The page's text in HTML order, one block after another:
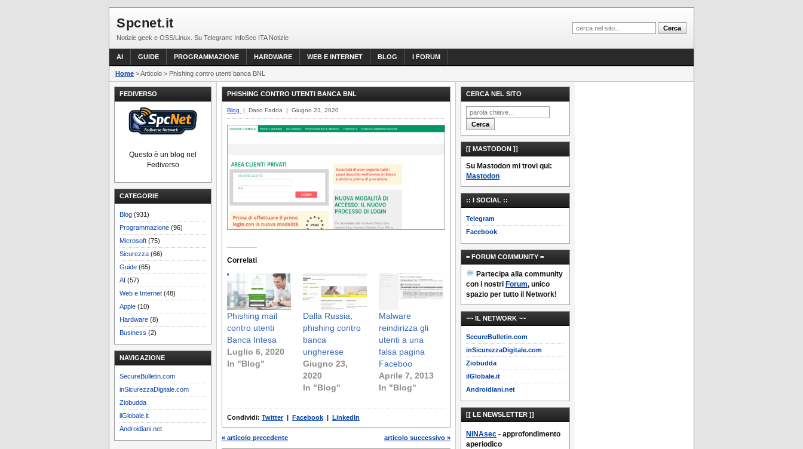
Spcnet.it
Notizie geek e OSS/Linux. Su Telegram: InfoSec ITA Notizie
AI GUIDE PROGRAMMAZIONE HARDWARE WEB E INTERNET BLOG I FORUM
Home > Articolo > Phishing contro utenti banca BNL
FEDIVERSO
Questo è un blog nel
Fediverso
CATEGORIE
Blog (931)
Programmazione (96)
Microsoft (75)
Sicurezza (66)
Guide (65)
AI (57)
Web e Internet (48)
Apple (10)
Hardware (8)
Business (2)
NAVIGAZIONE
SecureBulletin.com
inSicurezzaDigitale.com
Ziobudda
ilGlobale.it
Androidiani.net
PHISHING CONTRO UTENTI BANCA BNL
Blog | Dario Fadda | Giugno 23, 2020
Correlati
Phishing mail
contro utenti
Banca Intesa
Luglio 6, 2020
In "Blog"
Dalla Russia,
phishing contro
banca
ungherese
Giugno 23,
2020
In "Blog"
Malware
reindirizza gli
utenti a una
falsa pagina
Faceboo
Aprile 7, 2013
In "Blog"
Condividi: Twitter| Facebook | LinkedIn
« articolo precedente articolo successivo »
CERCA NEL SITO
[[ MASTODON ]]
Su Mastodon mi trovi qui:
Mastodon
:: I SOCIAL ::
Telegram
Facebook
= FORUM COMMUNITY =
Partecipa alla community
con i nostri Forum, unico
spazio per tutto il Network!
~~ IL NETWORK ~~
SecureBulletin.com
inSicurezzaDigitale.com
Ziobudda
ilGlobale.it
Androidiani.net
[[ LE NEWSLETTER ]]
NINAsec - approfondimento
aperiodico